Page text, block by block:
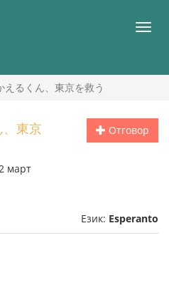
えるくん、東京を救う
Отговор
、東京
март
Език: Esperanto